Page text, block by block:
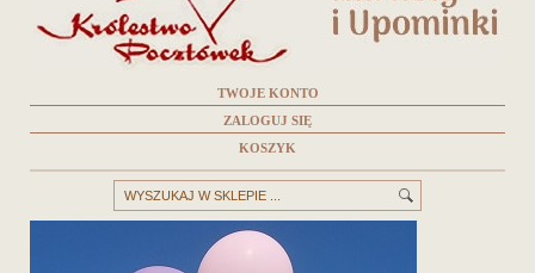
TWOJE KONTO
ZALOGUJ SIĘ
KOSZYK